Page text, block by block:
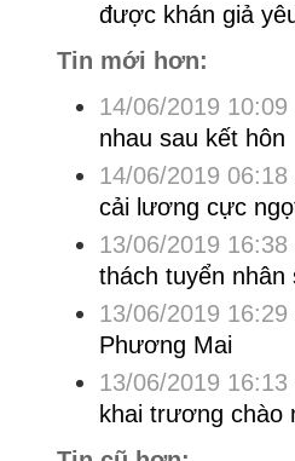
được khán giả
Tin mới hơn:
14/06/2019 10:09
nhau sau kết hôn
14/06/2019 06:18
cải lương cực
13/06/2019 16:38
thách tuyển nhân
13/06/2019 16:29
Phương Mai
13/06/2019 16:13
khai trương chào